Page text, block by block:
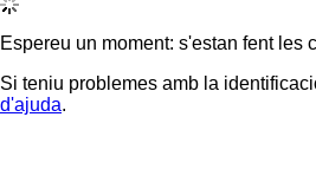
Espereu un moment: s'estan fent les
Si teniu problemes amb la
d'ajuda.